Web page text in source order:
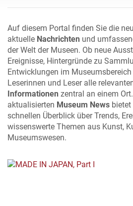
Auf diesem Portal finden Sie die
aktuelle Nachrichten und
der Welt der Museen. Ob neue
Ereignisse, Hintergründe zu
Entwicklungen im
Leserinnen und Leser alle
Informationen zentral an einem
aktualisierten Museum News bietet
schnellen Überblick über Trends,
wissenswerte Themen aus Kunst,
Museumswesen.